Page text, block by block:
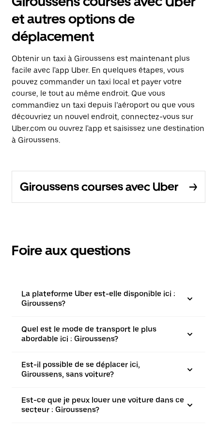
et autres options de
déplacement
Obtenir un taxi à Giroussens est maintenant plus
facile avec l'app Uber. En quelques étapes, vous
pouvez commander un taxi local et payer votre
course, le tout au même endroit. Que vous
commandiez un taxi depuis l’aéroport ou que vous
découvriez un nouvel endroit, connectez-vous sur
Uber.com ou ouvrez l'app et saisissez une destination
à Giroussens.
Giroussens courses avec Uber
Foire aux questions
La plateforme Uber est-elle disponible ici :
Giroussens?
Quel est le mode de transport le plus
abordable ici : Giroussens?
Est-il possible de se déplacer ici,
Giroussens, sans voiture?
Est-ce que je peux louer une voiture dans ce
secteur : Giroussens?